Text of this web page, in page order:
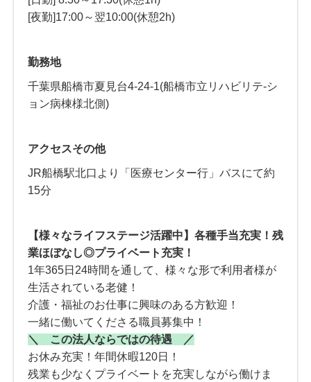
[夜勤]17:00～翌10:00(休憩2h)
勤務地
千葉県船橋市夏見台4-24-1(船橋市立リハビリテ-シ
ョン病棟様北側)
アクセスその他
JR船橋駅北口より「医療センター行」バスにて約
15分
【様々なライフステージ活躍中】各種手当充実！残
業ほぼなし◎プライベート充実！
1年365日24時間を通して、様々な形で利用者様が
生活されている老健！
介護・福祉のお仕事に興味のある方歓迎！
一緒に働いてくださる職員募集中！
＼ この法人ならではの待遇 ／
お休み充実！年間休暇120日！
残業も少なくプライベートを充実しながら働けま